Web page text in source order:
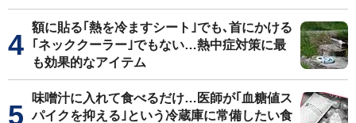
額に貼る｢熱を冷ますシート｣でも､首にかける
｢ネッククーラー｣でもない…熱中症対策に最
も効果的なアイテム
味噌汁に入れて食べるだけ…医師が｢血糖値ス
パイクを抑える｣という冷蔵庫に常備したい食